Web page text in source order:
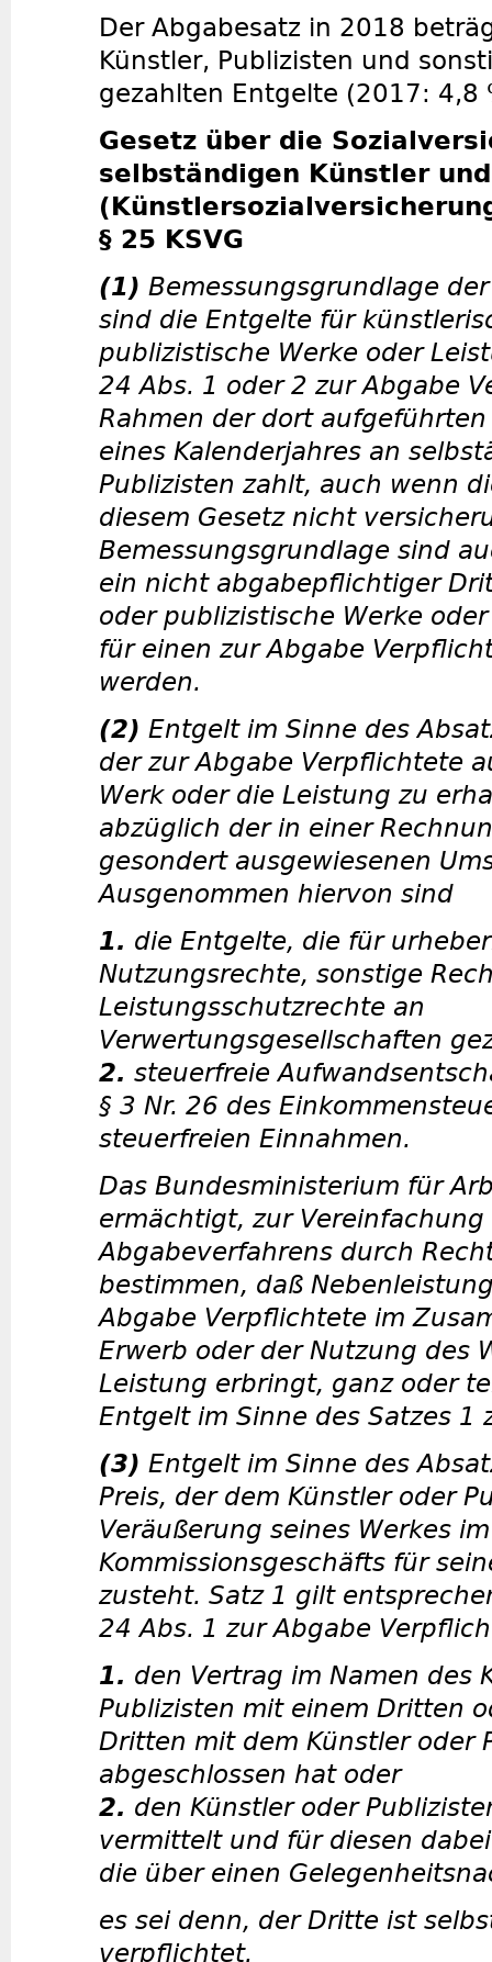
Der Abgabesatz in 2018
Künstler, Publizisten und
gezahlten Entgelte (2017: 4,8
Gesetz über die
selbständigen Künstler
§ 25 KSVG
(1) Bemessungsgrundlage
sind die Entgelte für
publizistische Werke oder
24 Abs. 1 oder 2 zur Abgabe
Rahmen der dort
eines Kalenderjahres an
Publizisten zahlt, auch wenn
diesem Gesetz nicht
Bemessungsgrundlage sind
ein nicht abgabepflichtiger
oder publizistische Werke
für einen zur Abgabe
werden.
(2) Entgelt im Sinne des
der zur Abgabe Verpflichtete
Werk oder die Leistung zu
abzüglich der in einer
gesondert ausgewiesenen
Ausgenommen hiervon sind
1. die Entgelte, die für
Nutzungsrechte, sonstige
Leistungsschutzrechte an
Verwertungsgesellschaften
2. steuerfreie
§ 3 Nr. 26 des
steuerfreien Einnahmen.
Das Bundesministerium für
ermächtigt, zur Vereinfachung
Abgabeverfahrens durch
bestimmen, daß
Abgabe Verpflichtete im
Erwerb oder der Nutzung des
Leistung erbringt, ganz oder
Entgelt im Sinne des Satzes 1
(3) Entgelt im Sinne des
Preis, der dem Künstler oder
Veräußerung seines Werkes
Kommissionsgeschäfts für
zusteht. Satz 1 gilt
24 Abs. 1 zur Abgabe
1. den Vertrag im Namen des
Publizisten mit einem Dritten
Dritten mit dem Künstler oder
abgeschlossen hat oder
2. den Künstler oder
vermittelt und für diesen
die über einen
es sei denn, der Dritte ist
verpflichtet.